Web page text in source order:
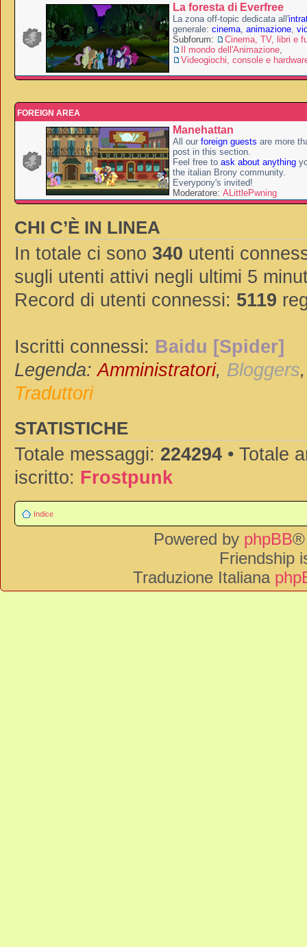
La foresta di Everfree
La zona off-topic dedicata all'
generale: cinema, animazione,
Subforum:
Cinema, TV, libri e
Il mondo dell'Animazione,
Videogiochi, console e
FOREIGN AREA
Manehattan
All our foreign guests are more
post in this section.
Feel free to ask about anything
the italian Brony community.
Everypony's invited!
Moderatore: ALittlePwning
CHI C’È IN LINEA
In totale ci sono 340 utenti
sugli utenti attivi negli ultimi 5
Record di utenti connessi: 5119
Iscritti connessi: Baidu [Spider]
Legenda:Amministratori, Bloggers
Traduttori
STATISTICHE
Totale messaggi: 224294 • Totale
iscritto: Frostpunk
Indice
Powered by phpBB®
Friendship
Traduzione Italiana